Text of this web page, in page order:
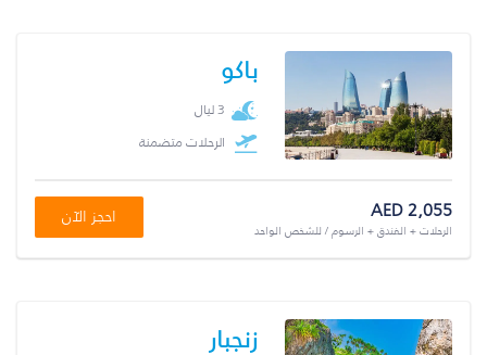
باكو
3 ليال
الرحلات متضمنة
AED 2,055
الرحلات + الفندق + الرسوم / للشخص الواحد
احجز الآن
زنجبار